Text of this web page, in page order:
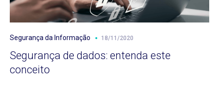
Segurança da Informação 18/11/2020
Segurança de dados: entenda este
conceito